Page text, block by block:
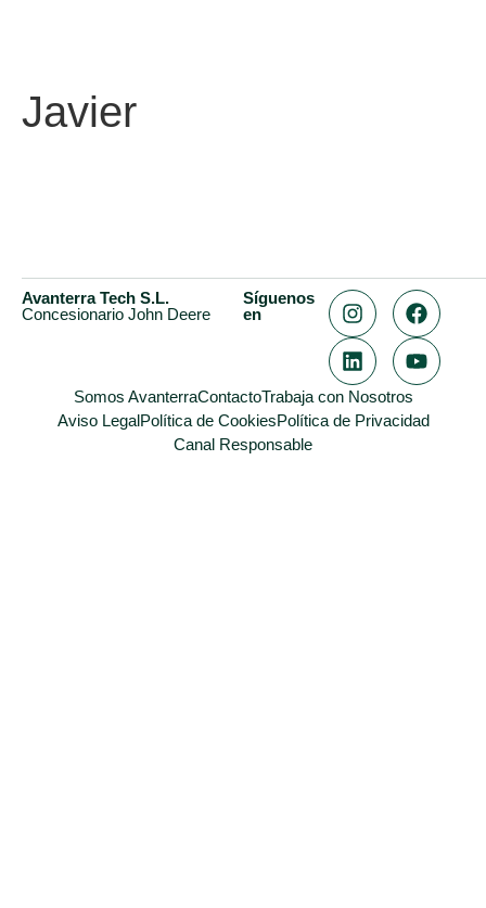
Javier
Avanterra Tech S.L.
Concesionario John Deere
Síguenos
en
Somos AvanterraContactoTrabaja con Nosotros
Aviso LegalPolítica de CookiesPolítica de Privacidad
Canal Responsable